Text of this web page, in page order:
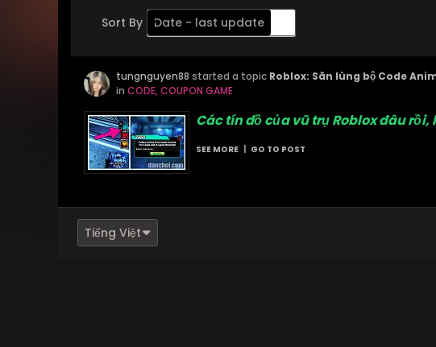
Sort By Date - last update
Order Descending
tungnguyen88 started a topic Roblox: Săn lùng bộ Code
in CODE, COUPON GAME
Các tín đồ của vũ trụ Roblox đâu
SEE MORE GO TO POST
Tiếng Việt